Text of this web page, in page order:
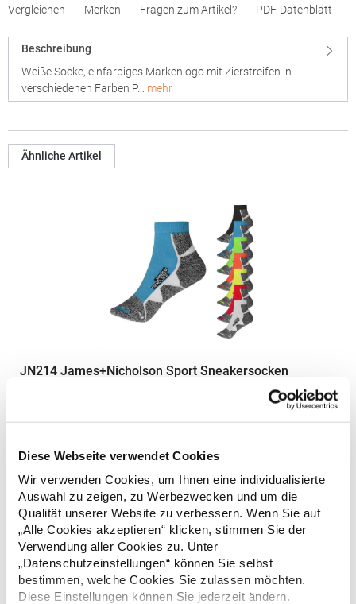
Diese Webseite verwendet Cookies
Wir verwenden Cookies, um Ihnen eine individualisierte
Auswahl zu zeigen, zu Werbezwecken und um die
Qualität unserer Website zu verbessern. Wenn Sie auf
„Alle Cookies akzeptieren“ klicken, stimmen Sie der
Verwendung aller Cookies zu. Unter
„Datenschutzeinstellungen“ können Sie selbst
bestimmen, welche Cookies Sie zulassen möchten.
Diese Einstellungen können Sie jederzeit ändern.
Vergleichen Merken Fragen zum Artikel? PDF-Datenblatt
Beschreibung
Weiße Socke, einfarbiges Markenlogo mit Zierstreifen in
verschiedenen Farben P… mehr
Ähnliche Artikel
JN214 James+Nicholson Sport Sneakersocken
druckfreie Kettelnaht Sohlen- und Zehenbereich
Polyamid / 16% Baumwolle / 2% ElasthanAngaben zur
GmbH Vor dem Weißen Stein 25-31 72461 Albstadt Deutschland
E-Mail: info@daiber.de
5,94 € *
* Preise inkl. gesetzlicher Mwst. +Versandkosten *